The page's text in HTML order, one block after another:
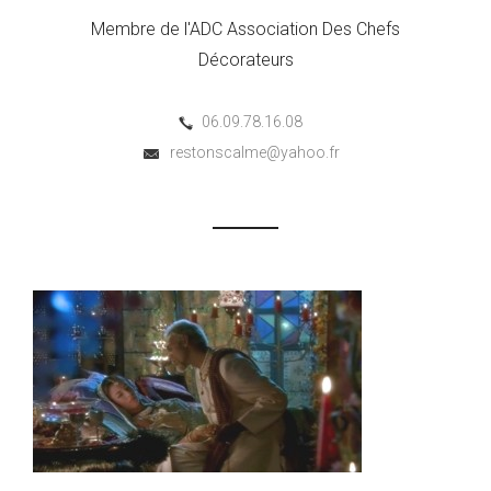
Membre de l'ADC Association Des Chefs
Décorateurs
06.09.78.16.08
restonscalme@yahoo.fr